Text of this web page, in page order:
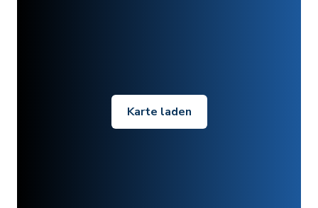
Karte laden